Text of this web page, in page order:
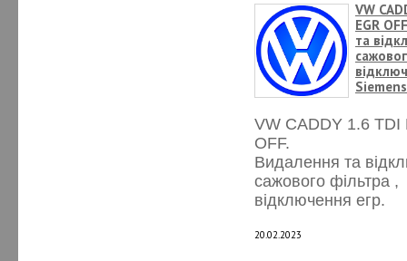
VW
EGR
та
Siemens
VW CADDY 1.6 TDI
OFF.
Видалення та
сажового фільтра ,
відключення егр.
20.02.2023